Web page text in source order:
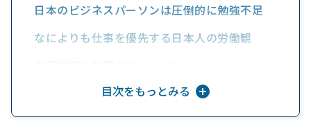
日本のビジネスパーソンは圧倒的に勉強不足
なによりも仕事を優先する日本人の労働観
30代後半以降に急に求められる「人間力」
ビジネスパーソンは自己完結では乗り越えられ
目次をもっとみる